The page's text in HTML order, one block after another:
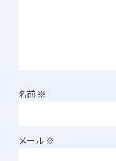
名前 ※
メール ※